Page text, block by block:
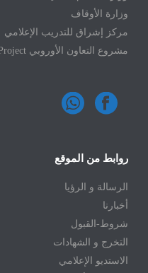
وزارة الأوقاف
مركز إشراق للتدريب الإعلامي
مشروع التعاون الأوروبي Morale Project
روابط من الموقع
الرسالة و الرؤيا
أخبارنا
شروط-القبول
التخرج و الشهادات
الاستديو الإعلامي